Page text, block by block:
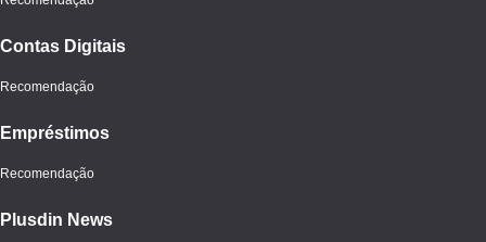
Contas Digitais
Recomendação
Empréstimos
Recomendação
Plusdin News